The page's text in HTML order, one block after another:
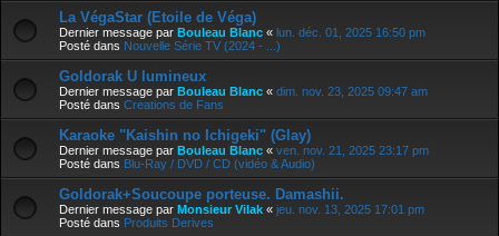
La VégaStar (Etoile de Véga)
Dernier message par Bouleau Blanc « lun. déc. 01, 2025 16:50 pm
Posté dans Nouvelle Série TV (2024 - ...)
Goldorak U lumineux
Dernier message par Bouleau Blanc « dim. nov. 23, 2025 09:47 am
Posté dans Creations de Fans
Karaoke "Kaishin no Ichigeki" (Glay)
Dernier message par Bouleau Blanc « ven. nov. 21, 2025 23:17 pm
Posté dans Blu-Ray / DVD / CD (vidéo & Audio)
Goldorak+Soucoupe porteuse. Damashii.
Dernier message par Monsieur Vilak « jeu. nov. 13, 2025 17:01 pm
Posté dans Produits Derives